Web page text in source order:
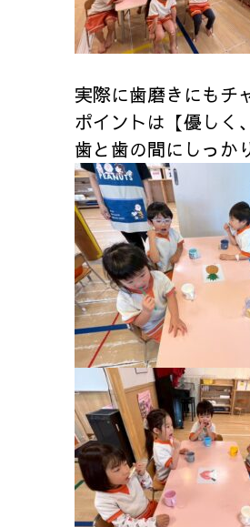
実際に歯磨きにもチ
ポイントは【優しく
歯と歯の間にしっか